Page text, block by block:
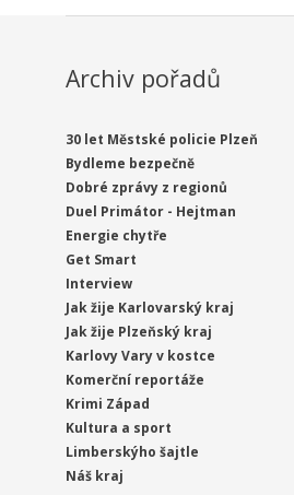
Archiv pořadů
30 let Městské policie Plzeň
Bydleme bezpečně
Dobré zprávy z regionů
Duel Primátor - Hejtman
Energie chytře
Get Smart
Interview
Jak žije Karlovarský kraj
Jak žije Plzeňský kraj
Karlovy Vary v kostce
Komerční reportáže
Krimi Západ
Kultura a sport
Limberskýho šajtle
Náš kraj